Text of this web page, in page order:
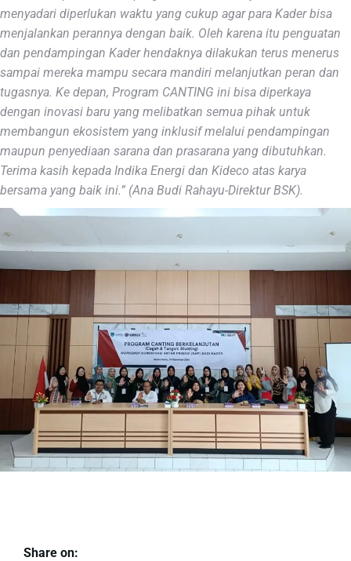
menyadari diperlukan waktu yang cukup agar para Kader bisa
menjalankan perannya dengan baik. Oleh karena itu penguatan
dan pendampingan Kader hendaknya dilakukan terus menerus
sampai mereka mampu secara mandiri melanjutkan peran dan
tugasnya. Ke depan, Program CANTING ini bisa diperkaya
dengan inovasi baru yang melibatkan semua pihak untuk
membangun ekosistem yang inklusif melalui pendampingan
maupun penyediaan sarana dan prasarana yang dibutuhkan.
Terima kasih kepada Indika Energi dan Kideco atas karya
bersama yang baik ini.” (Ana Budi Rahayu-Direktur BSK).
Share on: